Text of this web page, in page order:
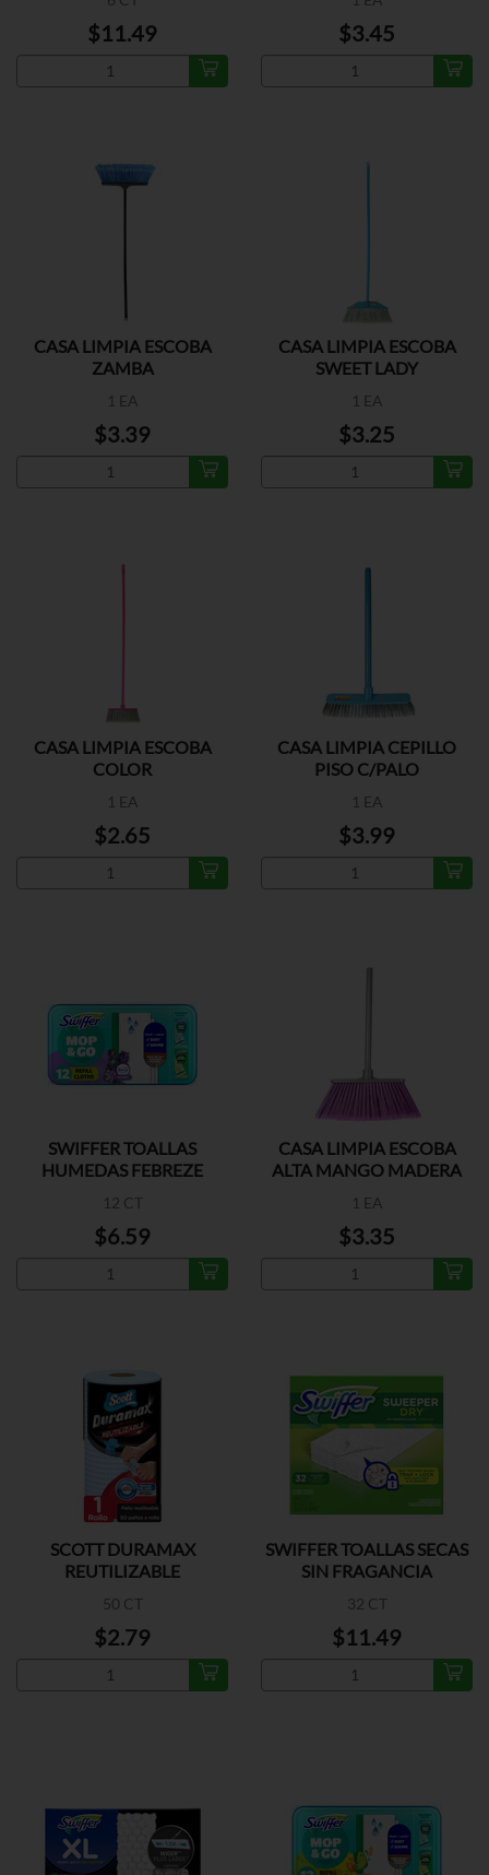
$11.49 $3.45
CASA LIMPIA ESCOBA
ZAMBA
1 EA
$3.39
CASA LIMPIA ESCOBA
SWEET LADY
1 EA
$3.25
CASA LIMPIA ESCOBA
COLOR
1 EA
$2.65
CASA LIMPIA CEPILLO
PISO C/PALO
1 EA
$3.99
SWIFFER TOALLAS
HUMEDAS FEBREZE
12 CT
$6.59
CASA LIMPIA ESCOBA
ALTA MANGO MADERA
1 EA
$3.35
SCOTT DURAMAX
REUTILIZABLE
50 CT
$2.79
SWIFFER TOALLAS SECAS
SIN FRAGANCIA
32 CT
$11.49